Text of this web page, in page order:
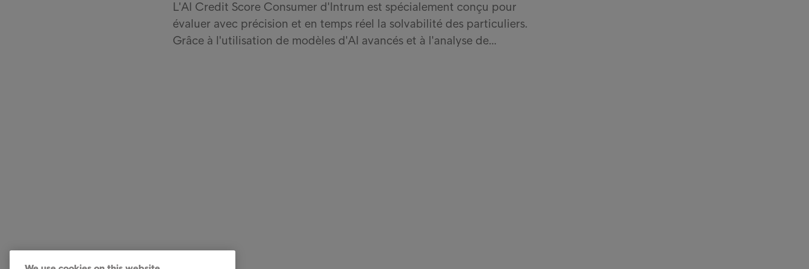
L'AI Credit Score Consumer d'Intrum est spécialement conçu pour
évaluer avec précision et en temps réel la solvabilité des particuliers.
Grâce à l'utilisation de modèles d'AI avancés et à l'analyse de…
Nos services
Carrière